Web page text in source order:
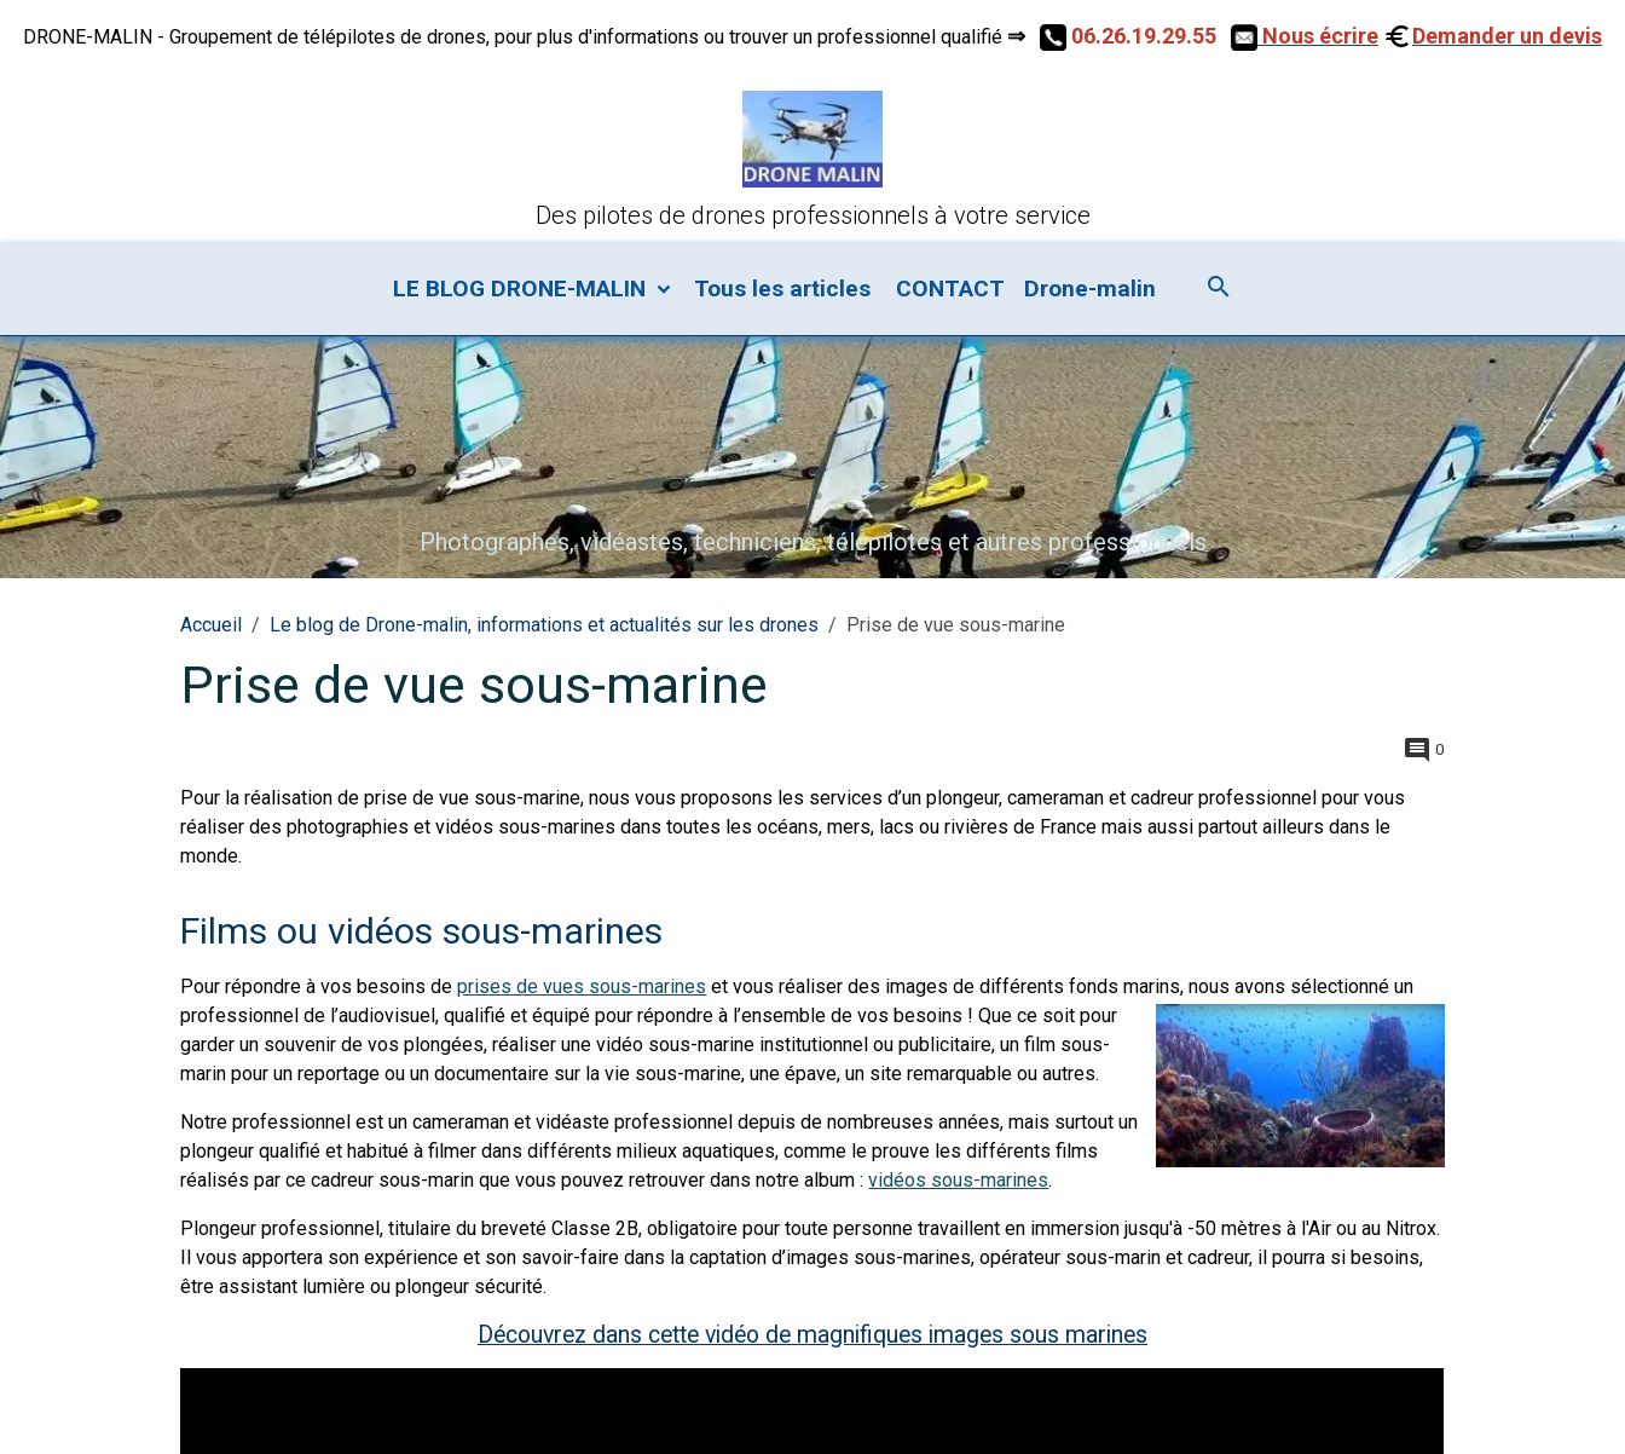
DRONE-MALIN - Groupement de télépilotes de drones, pour plus d'informations ou trouver un professionnel qualifié ⇒ 06.26.19.29.55 Nous écrire Demander un devis
Des pilotes de drones professionnels à votre service
LE BLOG DRONE-MALIN Tous les articles CONTACT Drone-malin
Photographes, vidéastes, techniciens, télépilotes et autres professionnels
Vues aériennes par drone
Accueil Le blog de Drone-malin, informations et actualités sur les drones Prise de vue sous-marine
Prise de vue sous-marine
0
Pour la réalisation de prise de vue sous-marine, nous vous proposons les services d’un plongeur, cameraman et cadreur professionnel pour vous
réaliser des photographies et vidéos sous-marines dans toutes les océans, mers, lacs ou rivières de France mais aussi partout ailleurs dans le
monde.
Films ou vidéos sous-marines
Pour répondre à vos besoins deprises de vues sous-marines et vous réaliser des images de différents fonds marins,nous avons sélectionné un
professionnel de l’audiovisuel, qualifié et équipé pour répondre à l’ensemble de vos besoins ! Que ce soit pour
garder un souvenir de vos plongées, réaliser une vidéo sous-marine institutionnel ou publicitaire, un film sous-
marin pour un reportage ou un documentaire sur la vie sous-marine, une épave, un site remarquable ou autres.
Notre professionnel est un cameraman et vidéaste professionnel depuis de nombreuses années, mais surtout un
plongeur qualifié et habitué à filmer dans différents milieux aquatiques, comme le prouve les différents films
réalisés par ce cadreur sous-marin que vous pouvez retrouver dans notre album :vidéos sous-marines.
Plongeur professionnel, titulaire du breveté Classe 2B, obligatoire pour toute personne travaillent en immersion jusqu'à -50 mètres à l'Air ou au Nitrox.
Il vous apportera son expérience et son savoir-faire dans la captation d’images sous-marines, opérateur sous-marin et cadreur, il pourra si besoins,
être assistant lumière ou plongeur sécurité.
Découvrez dans cette vidéo de magnifiques images sous marines